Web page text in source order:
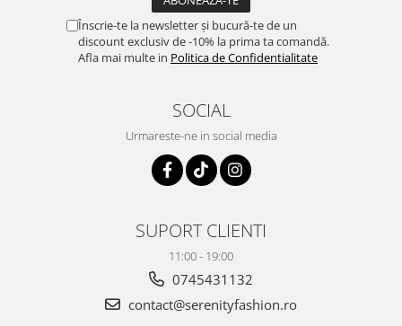
Înscrie-te la newsletter și bucură-te de un
discount exclusiv de -10% la prima ta comandă.
Afla mai multe in Politica de Confidentialitate
SOCIAL
Urmareste-ne in social media
SUPORT CLIENTI
11:00 - 19:00
0745431132
contact@serenityfashion.ro